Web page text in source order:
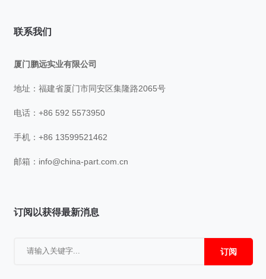
联系我们
厦门鹏远实业有限公司
地址：福建省厦门市同安区集隆路2065号
电话：+86 592 5573950
手机：+86 13599521462
邮箱： info@china-part.com.cn
订阅以获得最新消息
订阅